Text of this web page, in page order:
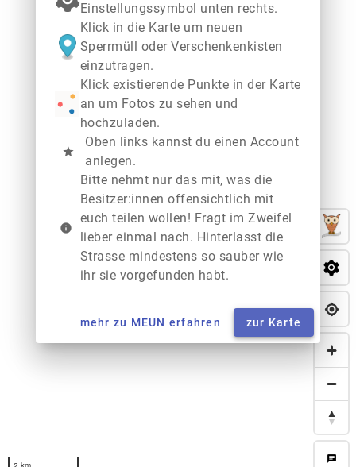
chat
Einstellungssymbol unten rechts.
Klick in die Karte um neuen
Sperrmüll oder Verschenkenkisten
einzutragen.
Klick existierende Punkte in der Karte
an um Fotos zu sehen und
hochzuladen.
star
Oben links kannst du einen Account
anlegen.
info
Bitte nehmt nur das mit, was die
Besitzer:innen offensichtlich mit
euch teilen wollen! Fragt im Zweifel
lieber einmal nach. Hinterlasst die
Strasse mindestens so sauber wie
ihr sie vorgefunden habt.
mehr zu MEUN erfahren zur Karte